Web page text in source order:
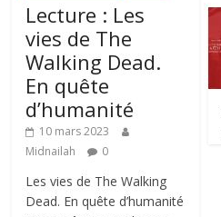
Lecture : Les
vies de The
Walking Dead.
En quête
d’humanité
10 mars 2023
Midnailah
0
Les vies de The Walking
Dead. En quête d’humanité